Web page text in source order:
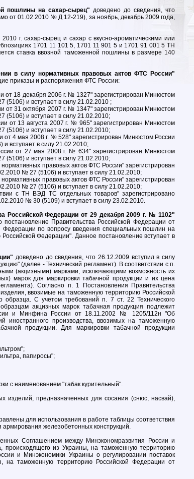
пошлины на сахар-сырец" доведено до сведения, что
от 01.02.2010 № Д 12-219), за ноябрь, декабрь 2009 года,
г. сахар-сырец и сахар с вкусно-ароматическими или
1701 11 101 5, 1701 11 901 5 и 1701 91 001 5 ТН
ставка ввозной таможенной пошлины в размере 140
в силу нормативных правовых актов ФТС России"
приказы и распоряжения ФТС России:
18 декабря 2006 г. № 1327" зарегистрирован Минюстом
(5106) и вступает в силу 21.02.2010 ;
31 октября 2007 г. № 1347" зарегистрирован Минюстом
(5106) и вступает в силу 21.02.2010;
от 13 августа 2007 г. № 965" зарегистрирован Минюстом
(5106) и вступает в силу 21.02.2010;
4 мая 2008 г. № 528" зарегистрирован Минюстом России
вступает в силу 21.02.2010;
от 27 мая 2008 г. № 634" зарегистрирован Минюстом
(5106) и вступает в силу 21.02.2010;
правовых актов ФТС России" зарегистрирован
№ 27 (5106) и вступает в силу 21.02.2010;
правовых актов ФТС России" зарегистрирован
№ 27 (5106) и вступает в силу 21.02.2010;
с ТН ВЭД ТС отдельных товаров" зарегистрировано
№ 30 (5109) и вступает в силу 23.02.2010.
Российской Федерации от 29 декабря 2009 г. № 1102"
Правительства Российской Федерации от
по вопросу введения специальных пошлин на
Федерации". Данное постановление вступает в
доведено до сведения, что 26.12.2009 вступил в силу
(далее - Технический регламент). В соответствии с п.
(акцизными) марками, исключающими возможность их
марок для маркировки табачной продукции и их цена
Согласно п. 1 Постановления Правительства
ввозимые на таможенную территорию Российской
образца. С учетом требований п. 7 ст. 22 Технического
акцизных марок табачная продукция подлежит
и Минфина России от 18.11.2002 № 1205/112н "Об
иностранного производства, ввозимых на таможенную
продукции. Для маркировки табачной продукции
папиросы";
с наименованием "табак курительный".
изделий, предназначенных для сосания (снюс, насвай),
для использования в работе таблицы соответствия
железобетонных конструкций.
Соглашением между Минэкономразвития России и
происходящего из Украины, на таможенную территорию
и Минэкономики Украины о регулировании поставок
на таможенную территорию Российской Федерации от